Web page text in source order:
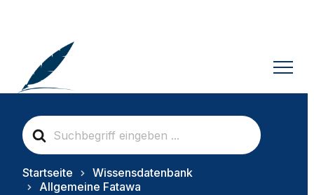
S
e
a
c
Startseite
Wissensdatenbank
Allgemeine Fatawa